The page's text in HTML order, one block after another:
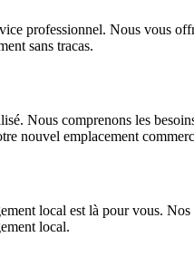
professionnel. Nous vous
sans tracas.
Nous comprenons les
nouvel emplacement
local est là pour vous.
local.